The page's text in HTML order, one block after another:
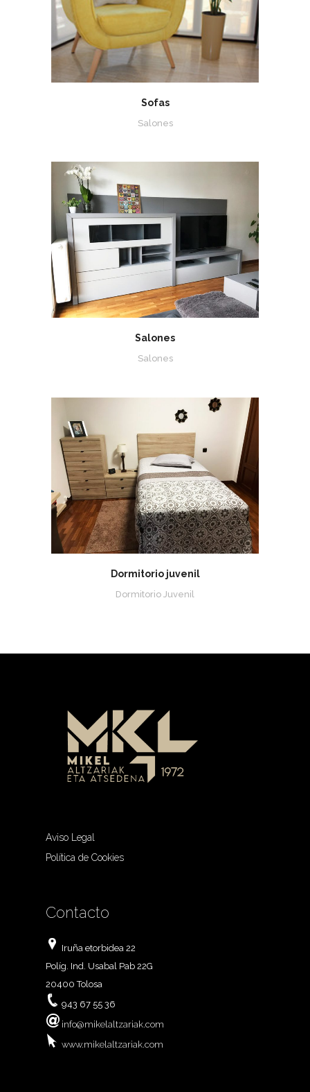
Sofas
Salones
Salones
Salones
Dormitorio juvenil
Dormitorio Juvenil
Aviso Legal
Política de Cookies
Contacto
Iruña etorbidea 22
Políg. Ind. Usabal Pab 22G
20400 Tolosa
943 67 55 36
info@mikelaltzariak.com
www.mikelaltzariak.com